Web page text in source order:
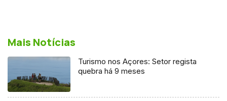
Mais Notícias
Turismo nos Açores: Setor regista
quebra há 9 meses